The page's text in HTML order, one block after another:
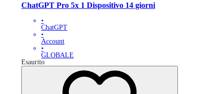
ChatGPT Pro 5x 1 Dispositivo 14 giorni
•
ChatGPT
•
Account
•
GLOBALE
Esaurito